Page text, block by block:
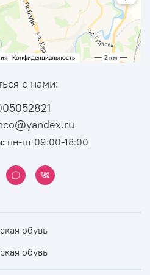
с нами:
пн-пт 09:00-18:00
обувь
обувь